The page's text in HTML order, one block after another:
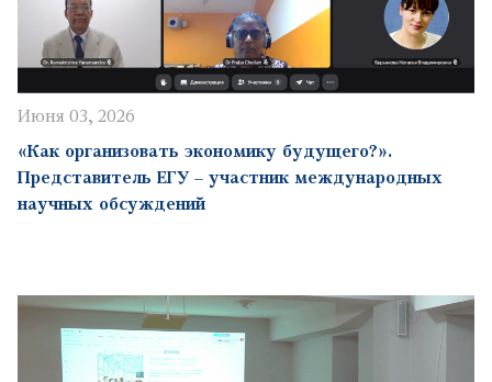
Июня 03, 2026
«Как организовать экономику будущего?».
Представитель ЕГУ – участник международных
научных обсуждений